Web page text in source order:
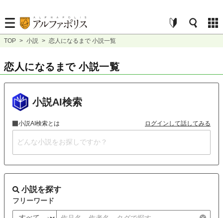
TOP > 小説 > 恋人になるまで 小説一覧
恋人になるまで 小説一覧
小説AI検索
小説AI検索とは ログインして話してみる
小説を探す
フリーワード